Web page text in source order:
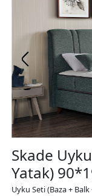
Skade
Yatak)
Uyku Seti (Baza + Balk